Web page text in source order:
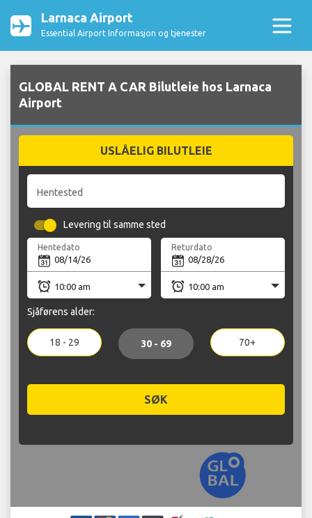
Larnaca Airport
Essential Airport Informasjon og tjenester
GLOBAL RENT A CAR Bilutleie hos Larnaca
Airport
USLÅELIG BILUTLEIE
Hentested
Levering til samme sted
Hentedato Returdato
Sjåførens alder:
18 - 29 30 - 69 70+
SØK